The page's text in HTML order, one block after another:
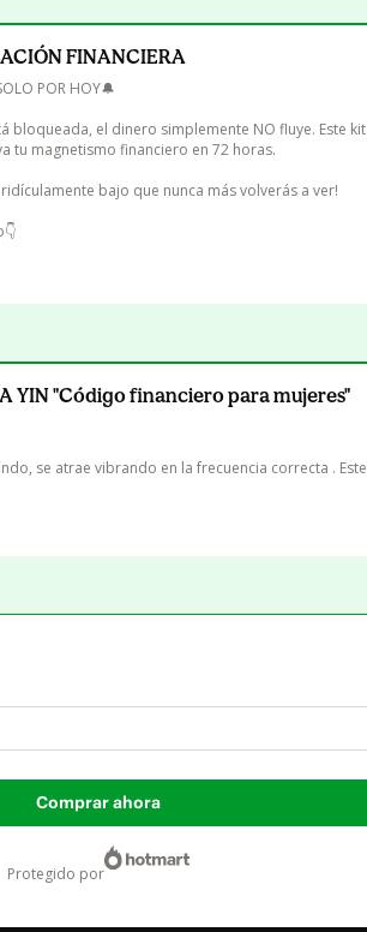
FINANCIERA
POR HOY🔔
bloqueada, el dinero simplemente NO fluye. Este
tu magnetismo financiero en 72 horas.
bajo que nunca más volverás a ver!
YIN "Código financiero para mujeres"
se atrae vibrando en la frecuencia correcta .
Comprar ahora
protegido por